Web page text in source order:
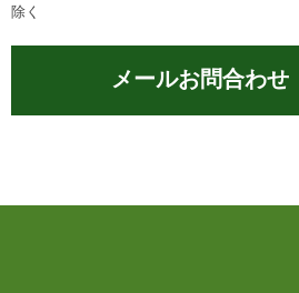
メールお問合わせ